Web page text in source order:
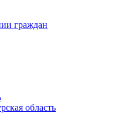
граждан
область